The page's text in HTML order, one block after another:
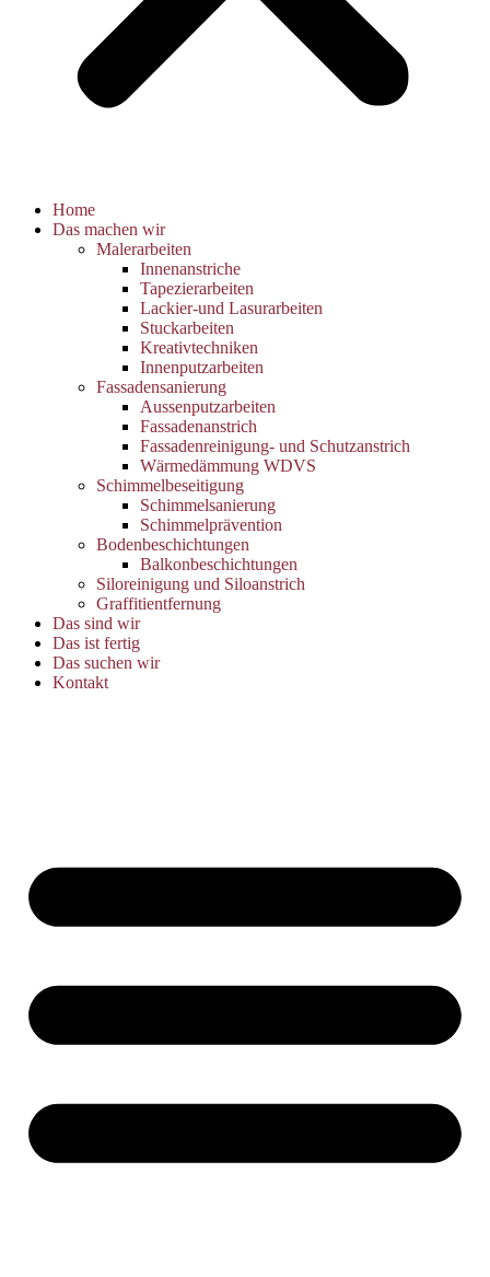
Home
Das machen wir
Malerarbeiten
Innenanstriche
Tapezierarbeiten
Lackier-und Lasurarbeiten
Stuckarbeiten
Kreativtechniken
Innenputzarbeiten
Fassadensanierung
Aussenputzarbeiten
Fassadenanstrich
Fassadenreinigung- und Schutzanstrich
Wärmedämmung WDVS
Schimmelbeseitigung
Schimmelsanierung
Schimmelprävention
Bodenbeschichtungen
Balkonbeschichtungen
Siloreinigung und Siloanstrich
Graffitientfernung
Das sind wir
Das ist fertig
Das suchen wir
Kontakt